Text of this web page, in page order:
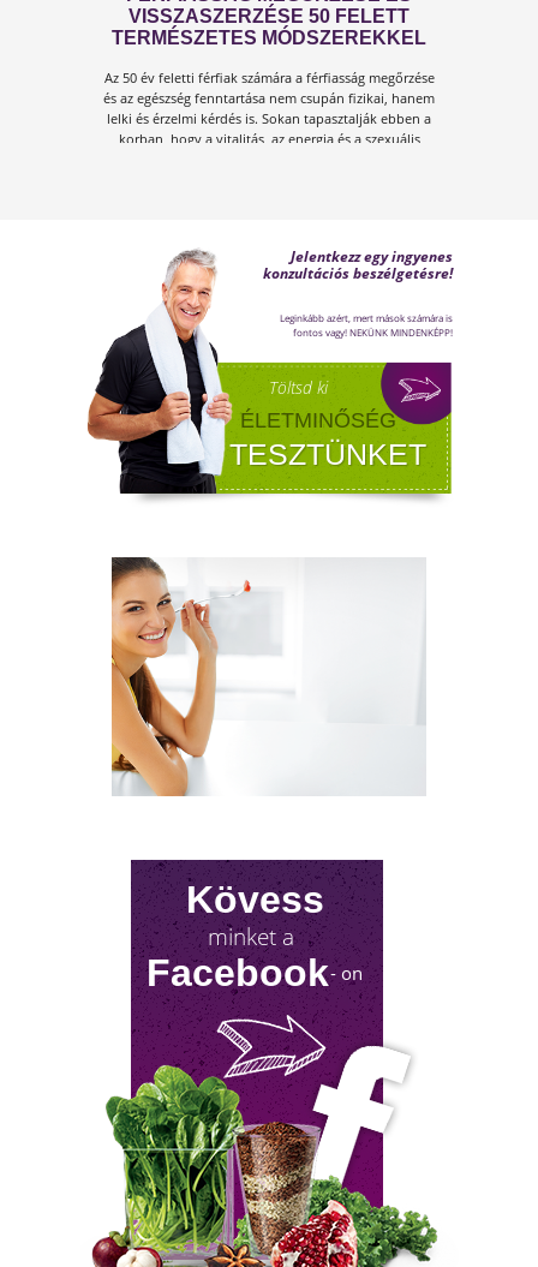
FÉRFI VÁLTOZÓKOR - A
LEHETŐSÉGET LÁSD MEG
jelentkezik a tesztoszteronszint fokozatos
csökkenése, amit andropauzának vagy
férfiklimaxnak nevezünk. Honnan tudod,
elért téged is? Hogyan tudod megállítani?
Milyen lehetőségeket rejt? Olvass tovább!
NYIROKRENDSZER KISOKOS
A nyirokrendszerünk fontosságáról keveset
hallani! Mutatjuk, mit tehetsz érte!
Kövess
minket a
Facebook- on